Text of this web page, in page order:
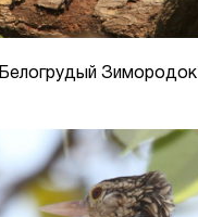
Белогрудый Зимородок